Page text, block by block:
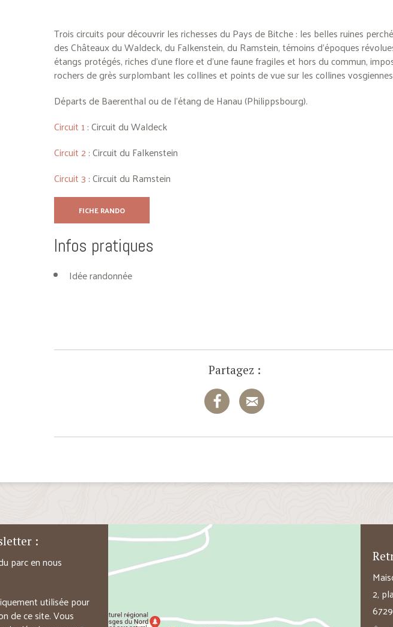
Trois circuits pour découvrir les richesses du Pays de Bitche : les belles ruines
des Châteaux du Waldeck, du Falkenstein, du Ramstein, témoins d’époques
étangs protégés, riches d’une flore et d’une faune fragiles et hors du commun,
rochers de grès surplombant les collines et points de vue sur les collines
Départs de Baerenthal ou de l’étang de Hanau (Philippsbourg).
Circuit 1: Circuit du Waldeck
Circuit 2: Circuit du Falkenstein
Circuit 3 : Circuit du Ramstein
FICHE RANDO
Infos pratiques
Idée randonnée
Partagez :
:
parc en nous
utilisée pour
de ce site. Vous
2,